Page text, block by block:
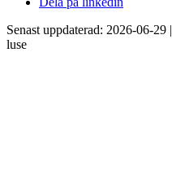
Senast uppdaterad: 2026-06-29 |
luse